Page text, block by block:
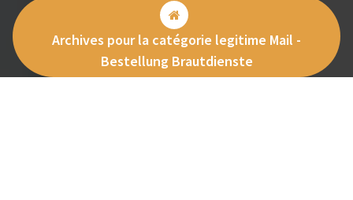
Archives pour la catégorie legitime Mail -
Bestellung Brautdienste